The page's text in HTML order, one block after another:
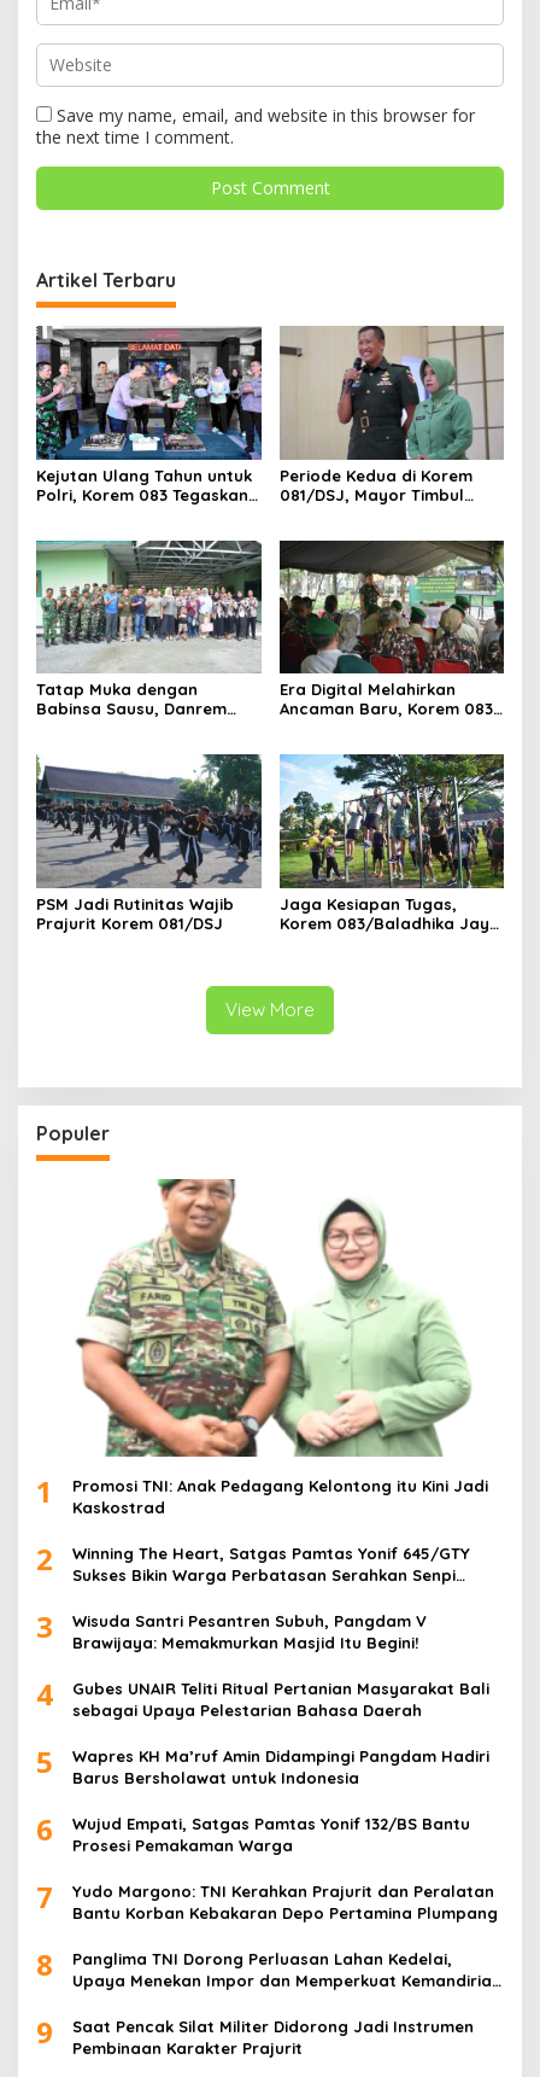
Save my name, email, and website in this browser for
the next time I comment.
Artikel Terbaru
Kejutan Ulang Tahun untuk
Polri, Korem 083 Tegaskan
Periode Kedua di Korem
081/DSJ, Mayor Timbul
Tatap Muka dengan
Babinsa Sausu, Danrem
Era Digital Melahirkan
Ancaman Baru, Korem 083
PSM Jadi Rutinitas Wajib
Prajurit Korem 081/DSJ
Jaga Kesiapan Tugas,
Korem 083/Baladhika Jaya
View More
Populer
1
Promosi TNI: Anak Pedagang Kelontong itu Kini Jadi
Kaskostrad
2
Winning The Heart, Satgas Pamtas Yonif 645/GTY
Sukses Bikin Warga Perbatasan Serahkan Senpi
3
Wisuda Santri Pesantren Subuh, Pangdam V
Brawijaya: Memakmurkan Masjid Itu Begini!
4
Gubes UNAIR Teliti Ritual Pertanian Masyarakat Bali
sebagai Upaya Pelestarian Bahasa Daerah
5
Wapres KH Ma’ruf Amin Didampingi Pangdam Hadiri
Barus Bersholawat untuk Indonesia
6
Wujud Empati, Satgas Pamtas Yonif 132/BS Bantu
Prosesi Pemakaman Warga
7
Yudo Margono: TNI Kerahkan Prajurit dan Peralatan
Bantu Korban Kebakaran Depo Pertamina Plumpang
8
Panglima TNI Dorong Perluasan Lahan Kedelai,
Upaya Menekan Impor dan Memperkuat Kemandirian
9
Saat Pencak Silat Militer Didorong Jadi Instrumen
Pembinaan Karakter Prajurit